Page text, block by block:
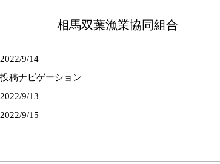
相馬双葉漁業協同組合
2022/9/14
投稿ナビゲーション
2022/9/13
2022/9/15